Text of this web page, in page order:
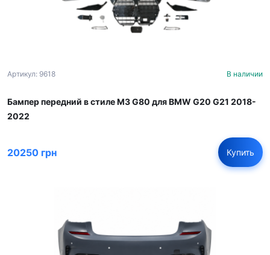
Артикул: 9618 В наличии
Бампер передний в стиле M3 G80 для BMW G20 G21 2018-
2022
20250 грн Купить